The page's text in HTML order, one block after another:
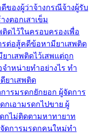
ของผู้ว่าจ้างกรณีจ้างผู้รับ
ตอกเสาเข็ม
ดไว้ในครอบครองเพื่อ
รต่อสู้คดีข้อหามียาเสพติด
าเสพติดไว้เสพแต่ถูก
ำหน่ายทำอย่างไร ทำ
ยาเสพติด
ารมรดกยักยอก ผู้จัดการ
กเอามรดกไปขาย ผู้
กไม่ติดตามหาทายาท
ดการมรดกคนใหม่ทำ